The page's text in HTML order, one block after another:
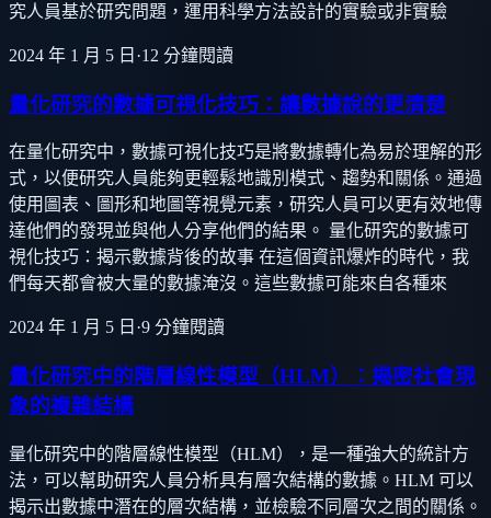
究人員基於研究問題，運用科學方法設計的實驗或非實驗
2024 年 1 月 5 日 ·12 分鐘閱讀
量化研究的數據可視化技巧：讓數據說的更清楚
在量化研究中，數據可視化技巧是將數據轉化為易於理解的形
式，以便研究人員能夠更輕鬆地識別模式、趨勢和關係。通過
使用圖表、圖形和地圖等視覺元素，研究人員可以更有效地傳
達他們的發現並與他人分享他們的結果。 量化研究的數據可
視化技巧：揭示數據背後的故事 在這個資訊爆炸的時代，我
們每天都會被大量的數據淹沒。這些數據可能來自各種來
2024 年 1 月 5 日 ·9 分鐘閱讀
量化研究中的階層線性模型（HLM）：揭密社會現
象的複雜結構
量化研究中的階層線性模型（HLM），是一種強大的統計方
法，可以幫助研究人員分析具有層次結構的數據。HLM 可以
揭示出數據中潛在的層次結構，並檢驗不同層次之間的關係。